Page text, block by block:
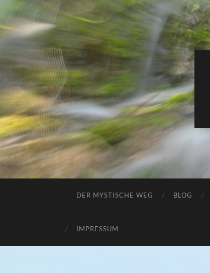
DER MYSTISCHE WEG BLOG
IMPRESSUM